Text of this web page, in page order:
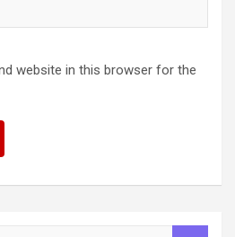
website in this browser for the